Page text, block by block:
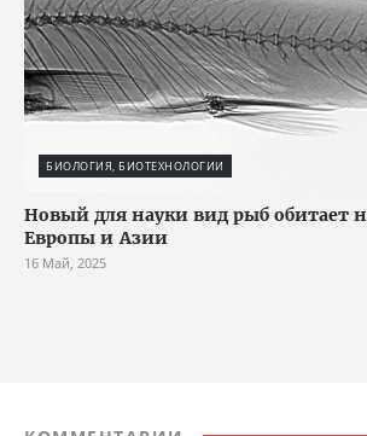
БИОЛОГИЯ, БИОТЕХНОЛОГИИ
Новый для науки вид рыб обитает
Европы и Азии
16 Май, 2025